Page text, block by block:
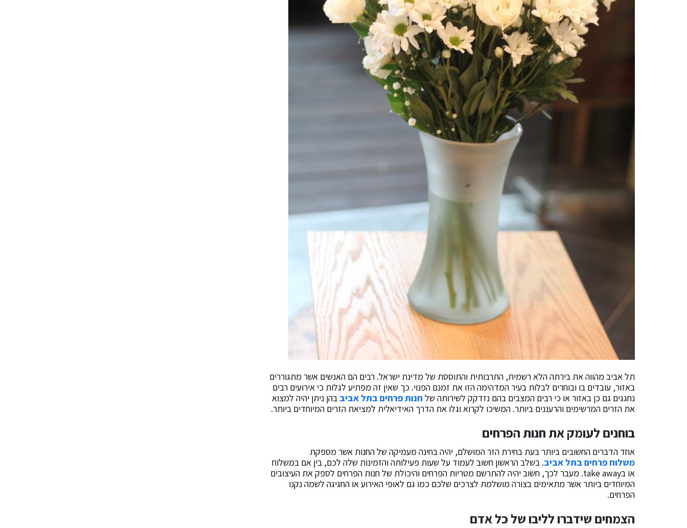
תל אביב מהווה את בירתה הלא רשמית, התרבותית והתוססת של מדינת ישראל. רבים הם האנשים אשר מתגוררים
באזור, עובדים בו ובוחרים לבלות בעיר המדהימה הזו את זמנם הפנוי. כך שאין זה מפתיע לגלות כי אירועים רבים
נחגגים גם כן באזור או כי רבים המצבים בהם נזדקק לשירותה של חנות פרחים בתל אביב בהן ניתן יהיה למצוא
את הזרים המרשימים והרעננים ביותר. המשיכו לקרוא וגלו את הדרך האידיאלית למציאת הזרים המיוחדים ביותר.
בוחנים לעומק את חנות הפרחים
אחד הדברים החשובים ביותר בעת בחירת הזר המושלם, יהיה בחינה מעמיקה של החנות אשר מספקת
משלוח פרחים בתל אביב. בשלב הראשון חשוב לעמוד על שעות פעילותה והזמינות שלה לכם, בין אם במשלוח
או בtake away. מעבר לכך, חשוב יהיה להתרשם מטריות הפרחים והיכולת של חנות הפרחים לספק את העיצובים
המיוחדים ביותר אשר מתאימים בצורה מושלמת לצרכים שלכם כמו גם לאופי האירוע או החגיגה לשמה נקנו
הפרחים.
הצמחים שידברו לליבו של כל אדם